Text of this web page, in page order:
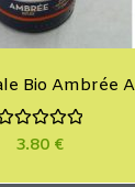
Bio Ambrée
3.80 €